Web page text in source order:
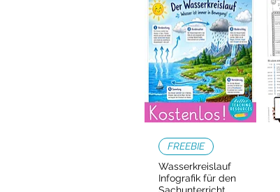
Schnellansicht
FREEBIE
Wasserkreislauf
Infografik für den
Sachunterricht